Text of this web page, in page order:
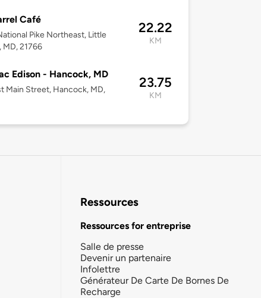
Café
Pike Northeast, Little
MD, 21766
22.22
KM
Edison - Hancock, MD
Main Street, Hancock, MD,
23.75
KM
Ressources
Ressources for entreprise
Salle de presse
Devenir un partenaire
Infolettre
Générateur De Carte De Bornes De
Recharge